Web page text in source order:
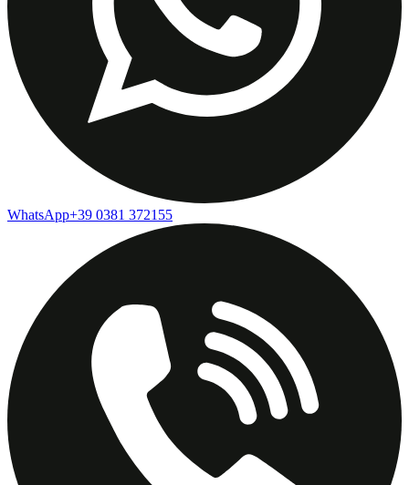
WhatsApp+39 0381 372155